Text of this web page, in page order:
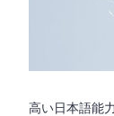
高い日本語能